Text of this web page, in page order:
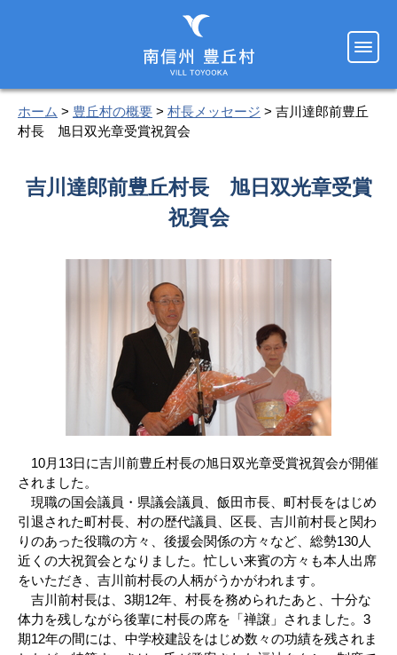
ホーム > 豊丘村の概要 > 村長メッセージ > 吉川達郎前豊丘
村長 旭日双光章受賞祝賀会
吉川達郎前豊丘村長 旭日双光章受賞
祝賀会
10月13日に吉川前豊丘村長の旭日双光章受賞祝賀会が開催
されました。
現職の国会議員・県議会議員、飯田市長、町村長をはじめ
引退された町村長、村の歴代議員、区長、吉川前村長と関わ
りのあった役職の方々、後援会関係の方々など、総勢130人
近くの大祝賀会となりました。忙しい来賓の方々も本人出席
をいただき、吉川前村長の人柄がうかがわれます。
吉川前村長は、3期12年、村長を務められたあと、十分な
体力を残しながら後輩に村長の席を「禅譲」されました。3
期12年の間には、中学校建設をはじめ数々の功績を残されま